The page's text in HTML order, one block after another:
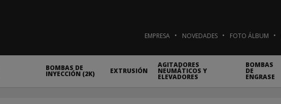
EMPRESA NOVEDADES FOTO ÁLBUM
BOMBAS DE
INYECCIÓN (2K) EXTRUSIÓN
AGITADORES
NEUMÁTICOS Y
ELEVADORES
BOMBAS
DE
ENGRASE